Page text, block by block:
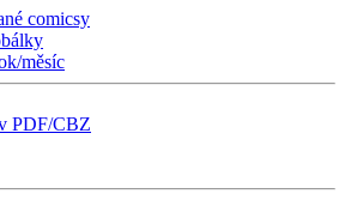
comicsy
měsíc
PDF/CBZ